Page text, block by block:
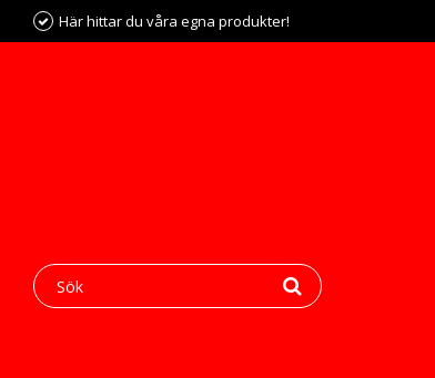
Här hittar du våra egna produkter!